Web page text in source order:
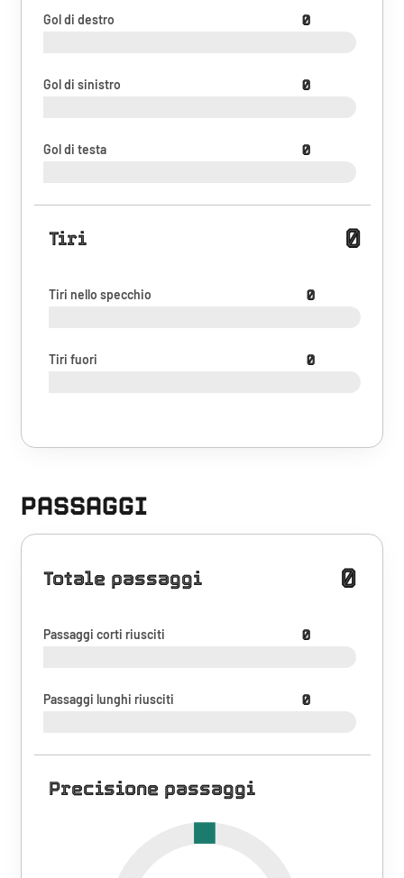
Gol di destro 0
Gol di sinistro 0
Gol di testa 0
Tiri 0
Tiri nello specchio 0
Tiri fuori 0
PASSAGGI
Totale passaggi 0
Passaggi corti riusciti 0
Passaggi lunghi riusciti 0
Precisione passaggi